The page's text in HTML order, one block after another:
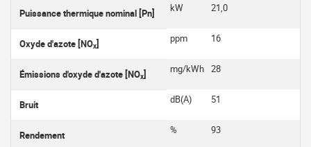
Puissance thermique nominal [Pn] kW 21,0
Oxyde d'azote [NOx] ppm 16
Émissions d'oxyde d'azote [NOx] mg/kWh 28
Bruit dB(A) 51
Rendement % 93